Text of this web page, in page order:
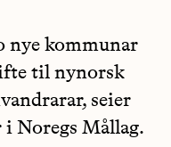
nye kommunar
til nynorsk
seier
i Noregs Mållag.